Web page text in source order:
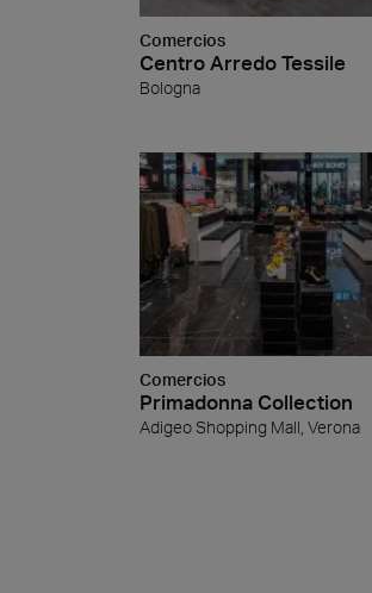
Comercios
Centro Arredo Tessile
Bologna
Comercios
Primadonna Collection
Adigeo Shopping Mall, Verona